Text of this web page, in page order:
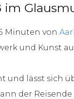
im
Minuten von
und Kunst
lässt sich
der